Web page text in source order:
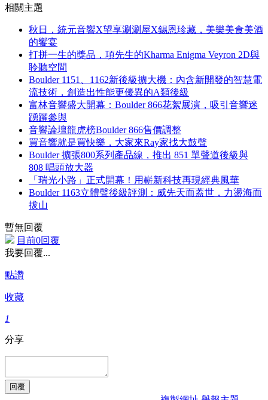
相關主題
秋日，統元音響X望享涮涮屋X錫恩珍藏，美樂美食美酒
的饗宴
打拼一生的獎品，項先生的Kharma Enigma Veyron 2D與
聆聽空間
Boulder 1151、1162新後級擴大機：內含新開發的智慧電
流技術，創造出性能更優異的A類後級
富林音響盛大開幕：Boulder 866花絮展演，吸引音響迷
踴躍參與
音響論壇龍虎榜Boulder 866售價調整
買音響就是買快樂，大家來Ray家找大鼓聲
Boulder 擴張800系列產品線，推出 851 單聲道後級與
808 唱頭放大器
「瑞光小路」正式開幕！用嶄新科技再現經典風華
Boulder 1163立體聲後級評測：威先天而蓋世，力盪海而
拔山
暫無回覆
目前0回覆
我要回覆...
點讚
收藏
1
分享